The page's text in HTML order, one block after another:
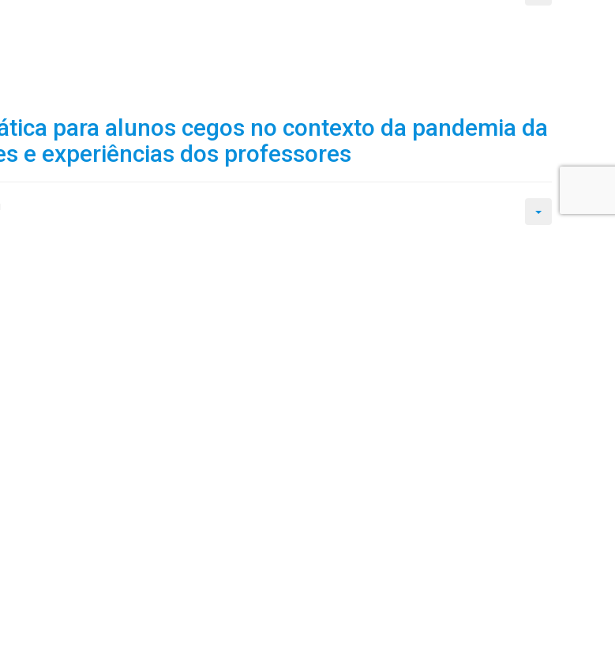
para alunos cegos no contexto da pandemia da
e experiências dos professores